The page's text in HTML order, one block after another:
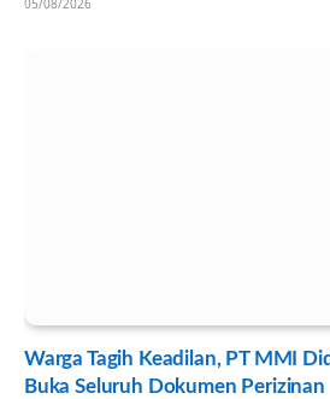
05/08/2026
Warga Tagih Keadilan, PT MMI
Buka Seluruh Dokumen Perizinan